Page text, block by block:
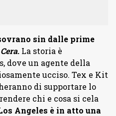
sin dalle prime
. La storia è
dove un agente della
ucciso. Tex e Kit
di supportare lo
chi e cosa si cela
Angeles è in atto una